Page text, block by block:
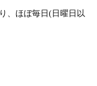
、ほぼ毎日(日曜日以